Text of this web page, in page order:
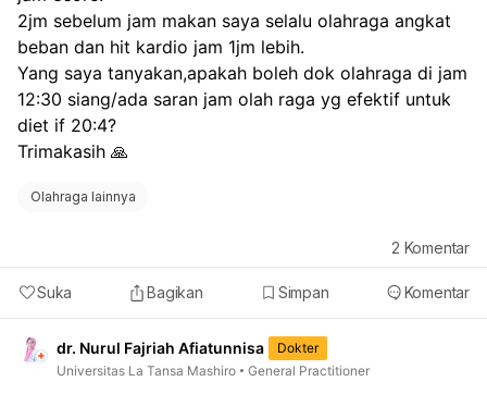
2jm sebelum jam makan saya selalu olahraga angkat
beban dan hit kardio jam 1jm lebih.
Yang saya tanyakan,apakah boleh dok olahraga di jam
12:30 siang/ada saran jam olah raga yg efektif untuk
diet if 20:4?
Trimakasih 🙏
Olahraga lainnya
Suka Bagikan Simpan Komentar
2 Komentar
dr. Nurul Fajriah Afiatunnisa
Dokter
Universitas La Tansa Mashiro
General Practitioner